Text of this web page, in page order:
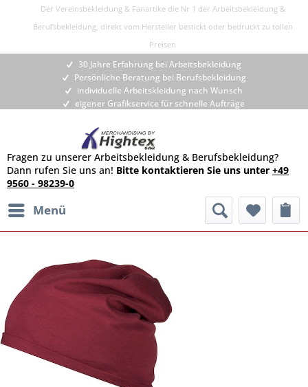
Der Vereinsbekleidung & Fanartike die Nr 1 der Arbeitsbekleidung &
Berufsbekleidung, direkt vom Hersteller bestickt oder bedruckt zu tollen
Preisen
30 Jahre Erfahrung bei Arbeitsbekleidung
Persönliche Beratung bei Berufsbekleidung
individuelle Arbeitskleidung nach Wunsch
eigener Grafikservice für schnelle Aufträge
Fragen zu unserer Arbeitsbekleidung & Berufsbekleidung?
Dann rufen Sie uns an! Bitte kontaktieren Sie uns unter +49
9560 - 98239-0
Menü